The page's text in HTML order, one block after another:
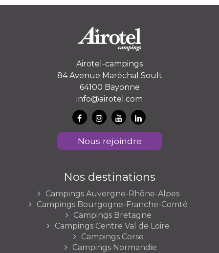
Airotel-campings
84 Avenue Maréchal Soult
64100 Bayonne
info@airotel.com
Nous rejoindre
Nos destinations
Campings Auvergne-Rhône-Alpes
Campings Bourgogne-Franche-Comté
Campings Bretagne
Campings Centre Val de Loire
Campings Corse
Campings Normandie